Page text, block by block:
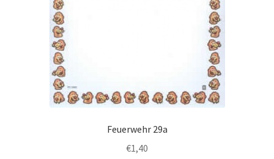
Feuerwehr 29a
€1,40